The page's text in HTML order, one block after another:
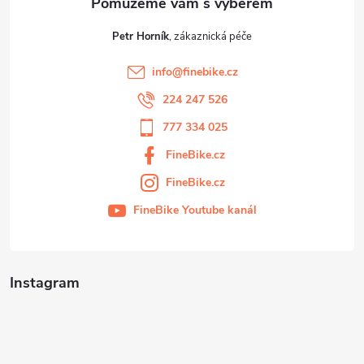
Instagram
Petr Horník
info@finebike.cz
224 247 526
777 334 025
FineBike.cz
FineBike.cz
FineBike Youtube kanál